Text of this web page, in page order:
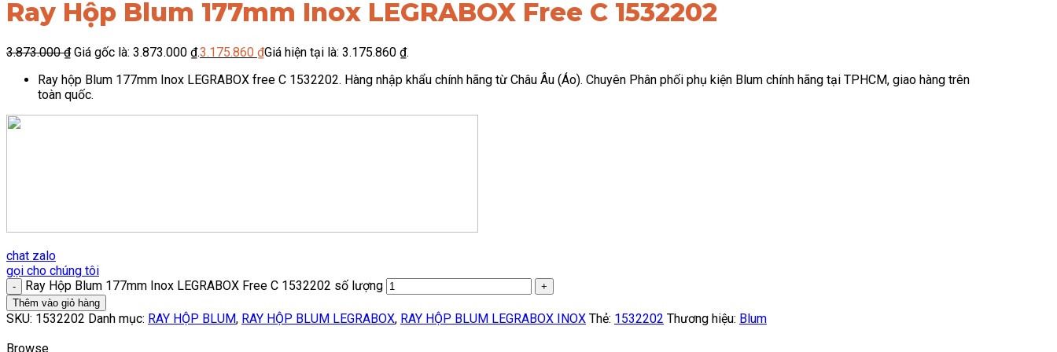
Ray Hộp Blum 177mm Inox LEGRABOX Free C 1532202
3.873.000₫ Giá gốc là: 3.873.000 ₫.3.175.860 ₫Giá hiện tại là: 3.175.860 ₫.
Ray hộp Blum 177mm Inox LEGRABOX free C 1532202. Hàng nhập khẩu chính hãng từ Châu Âu (Áo). Chuyên Phân phối phụ kiện Blum chính hãng tại TPHCM, giao hàng trên
toàn quốc.
chat zalo
gọi cho chúng tôi
Ray Hộp Blum 177mm Inox LEGRABOX Free C 1532202 số lượng
Thêm vào giỏ hàng
SKU: 1532202 Danh mục: RAY HỘP BLUM, RAY HỘP BLUM LEGRABOX, RAY HỘP BLUM LEGRABOX INOX Thẻ: 1532202 Thương hiệu: Blum
Browse